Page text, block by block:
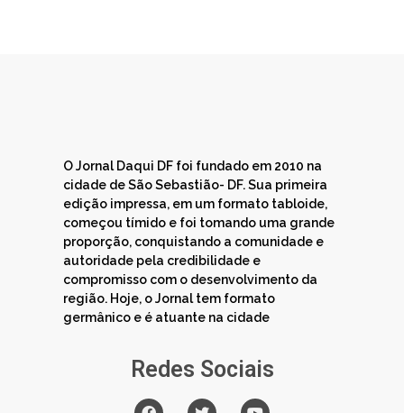
O Jornal Daqui DF foi fundado em 2010 na
cidade de São Sebastião- DF. Sua primeira
edição impressa, em um formato tabloide,
começou tímido e foi tomando uma grande
proporção, conquistando a comunidade e
autoridade pela credibilidade e
compromisso com o desenvolvimento da
região. Hoje, o Jornal tem formato
germânico e é atuante na cidade
Redes Sociais